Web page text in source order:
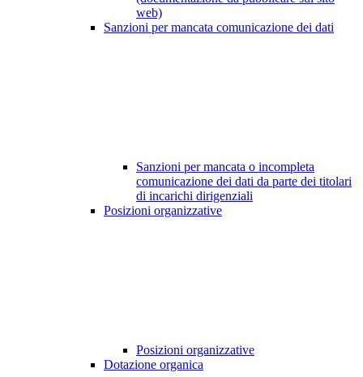
web)
Sanzioni per mancata comunicazione dei dati
Sanzioni per mancata o incompleta
comunicazione dei dati da parte dei titolari
di incarichi dirigenziali
Posizioni organizzative
Posizioni organizzative
Dotazione organica